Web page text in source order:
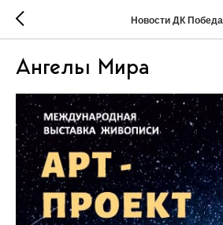
Новости ДК Победа
Ангелы Мира